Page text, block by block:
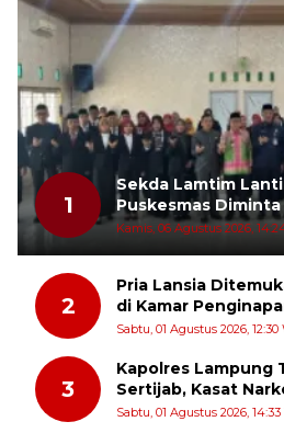
1
Sekda Lamtim
Puskesmas
dan Hadir di Tengah
Kamis, 06 Agustus 2026,
2
Pria Lansia
di Kamar
Baru
Sabtu, 01 Agustus 2026, 12:30
3
Kapolres Lampung
Sertijab, Kasat
Sekampung Udik
Sabtu, 01 Agustus 2026,